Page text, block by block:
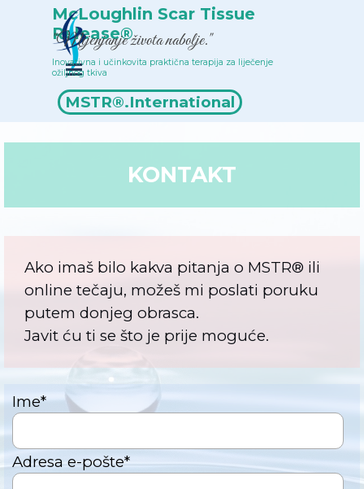
Idi na sadržajMcLoughlin Scar Tissue
Release®
MSTR®.International
"Mijenjanje života nabolje."
Popis terapeuta
Inovativna i učinkovita praktična terapija za liječenje
ožiljnog tkiva
Preskoči izbornik
KONTAKT
Ako imaš bilo kakva pitanja o MSTR® ili
online tečaju, možeš mi poslati poruku
putem donjeg obrasca.
Javit ću ti se što je prije moguće.
Ime*
Adresa e-pošte*